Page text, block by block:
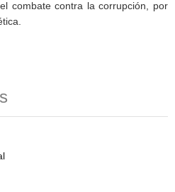
combate contra la corrupción, por